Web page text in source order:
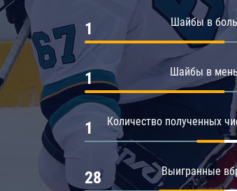
Драконы
Амур
Барыс
Салават Юлаев
Шайбы в
1
Шайбы в
1
Количество полученных
1
Выигранные
28